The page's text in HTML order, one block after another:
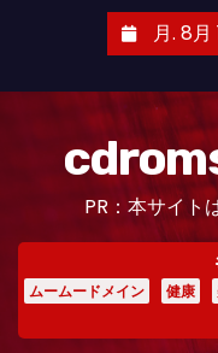
月. 8
PR：本サイト
ムームードメイン 健康